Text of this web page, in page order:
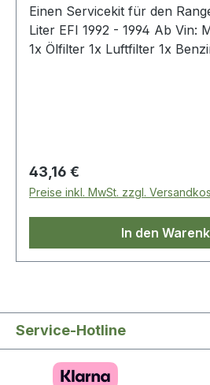
Einen Servicekit für den
Liter EFI 1992 - 1994 Ab Vin:
1x Ölfilter 1x Luftfilter 1x
Regulärer Preis:
43,16 €
Preise inkl. MwSt. zzgl.
In den
Service-Hotline